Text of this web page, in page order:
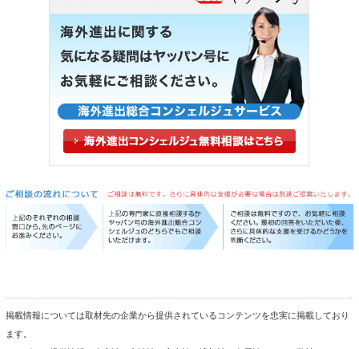
掲載情報については取材先の企業から提供されているコンテンツを忠実に掲載しており
ます。